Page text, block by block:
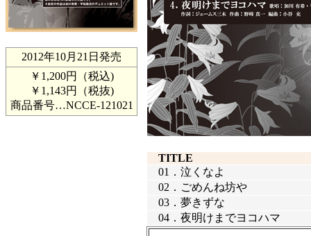
2012年10月21日発売
￥1,200円（税込)
￥1,143円（税抜)
商品番号…NCCE-121021
TITLE
01． 泣くなよ
02． ごめんね坊や
03． 夢きずな
04． 夜明けまでヨコハマ